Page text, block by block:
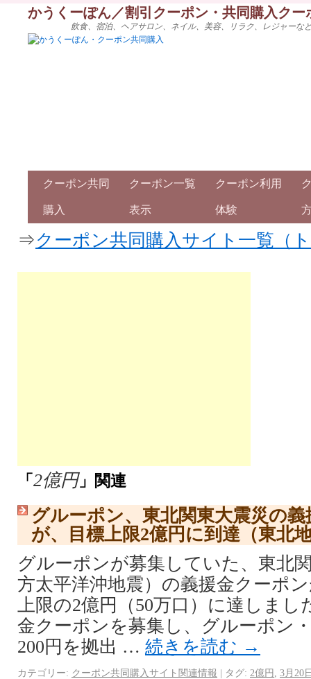
かうくーぽん／割引クーポン・共同購入ク
飲食、宿泊、ヘアサロン、ネイル、美容、リラク、レジャー
クーポン共同
購入
クーポン一覧
表示
クーポン利用
体験
⇒クーポン共同購入サイト一覧（
「 2億円」関連
グルーポン、東北関東大震災の
が、目標上限2億円に到達（東北
グルーポンが募集していた、東北
方太平洋沖地震）の義援金クーポ
上限の2億円（50万口）に達しまし
金クーポンを募集し、グルーポン
200円を拠出 … 続きを読む →
カテゴリー: クーポン共同購入サイト関連情報 | タグ: 2億円
3月20